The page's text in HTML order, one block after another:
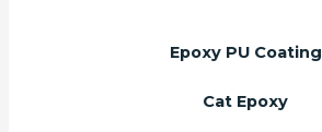
Epoxy PU Coating
Cat Epoxy